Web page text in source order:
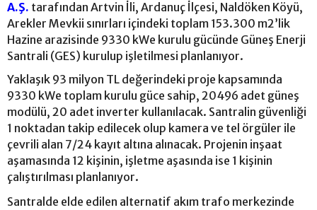
A.Ş. tarafından Artvin İli, Ardanuç İlçesi, Naldöken Köyü,
Arekler Mevkii sınırları içindeki toplam 153.300 m2’lik
Hazine arazisinde 9330 kWe kurulu gücünde Güneş Enerji
Santrali (GES) kurulup işletilmesi planlanıyor.
Yaklaşık 93 milyon TL değerindeki proje kapsamında
9330 kWe toplam kurulu güce sahip, 20496 adet güneş
modülü, 20 adet inverter kullanılacak. Santralin güvenliği
1 noktadan takip edilecek olup kamera ve tel örgüler ile
çevrili alan 7/24 kayıt altına alınacak. Projenin inşaat
aşamasında 12 kişinin, işletme aşasında ise 1 kişinin
çalıştırılması planlanıyor.
Santralde elde edilen alternatif akım trafo merkezinde